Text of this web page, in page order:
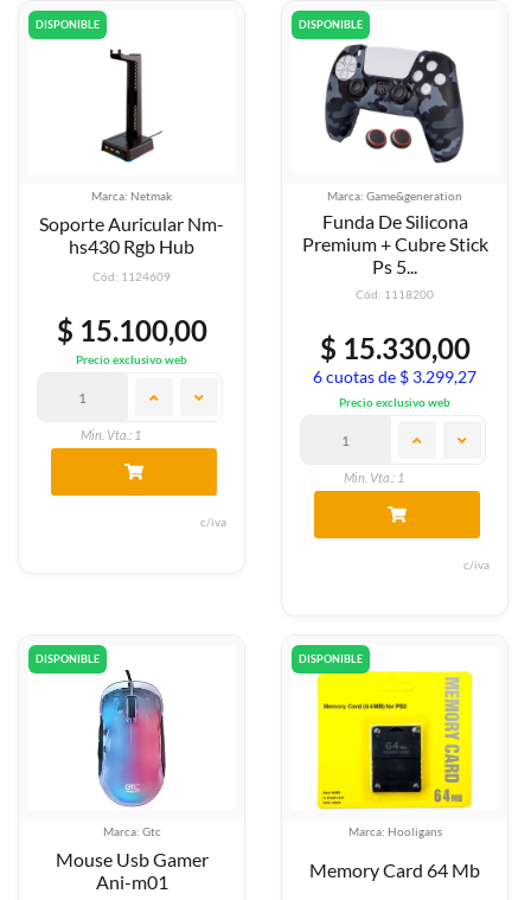
DISPONIBLE
Marca: Netmak
Soporte Auricular Nm-
hs430 Rgb Hub
Cód: 1124609
$ 15.100,00
Precio exclusivo web
Min. Vta.: 1
c/iva
DISPONIBLE
Marca: Game&generation
Funda De Silicona
Premium + Cubre Stick
Ps 5...
Cód: 1118200
$ 15.330,00
6 cuotas de $ 3.299,27
Precio exclusivo web
Min. Vta.: 1
c/iva
DISPONIBLE
Marca: Gtc
Mouse Usb Gamer
Ani-m01
DISPONIBLE
Marca: Hooligans
Memory Card 64 Mb